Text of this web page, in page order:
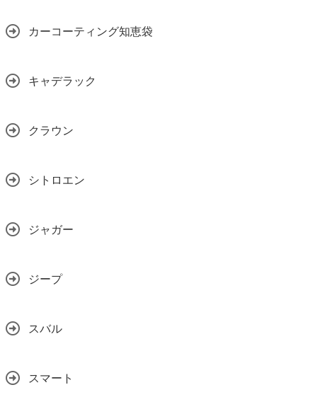
カーコーティング知恵袋
キャデラック
クラウン
シトロエン
ジャガー
ジープ
スバル
スマート